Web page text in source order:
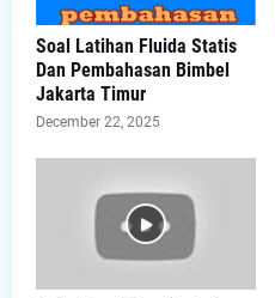
Soal Latihan Fluida Statis
Dan Pembahasan Bimbel
Jakarta Timur
December 22, 2025